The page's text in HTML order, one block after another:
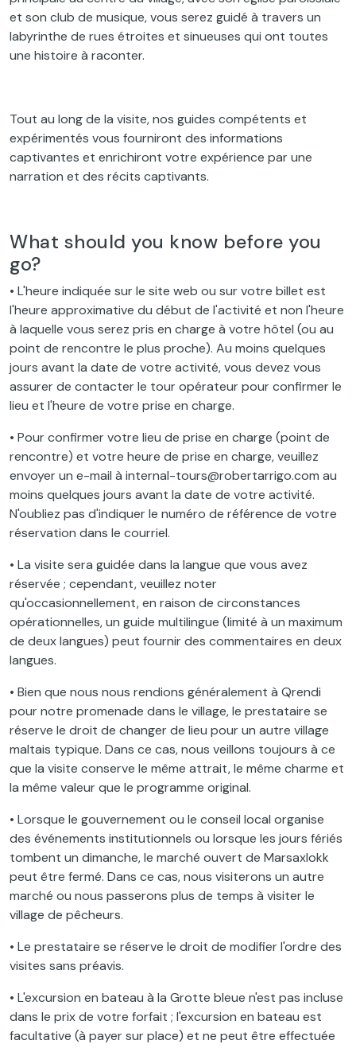
et son club de musique, vous serez guidé à travers un
labyrinthe de rues étroites et sinueuses qui ont toutes
une histoire à raconter.
Tout au long de la visite, nos guides compétents et
expérimentés vous fourniront des informations
captivantes et enrichiront votre expérience par une
narration et des récits captivants.
What should you know before you
go?
• L'heure indiquée sur le site web ou sur votre billet est
l'heure approximative du début de l'activité et non l'heure
à laquelle vous serez pris en charge à votre hôtel (ou au
point de rencontre le plus proche). Au moins quelques
jours avant la date de votre activité, vous devez vous
assurer de contacter le tour opérateur pour confirmer le
lieu et l'heure de votre prise en charge.
• Pour confirmer votre lieu de prise en charge (point de
rencontre) et votre heure de prise en charge, veuillez
envoyer un e-mail à internal-tours@robertarrigo.com au
moins quelques jours avant la date de votre activité.
N'oubliez pas d'indiquer le numéro de référence de votre
réservation dans le courriel.
• La visite sera guidée dans la langue que vous avez
réservée ; cependant, veuillez noter
qu'occasionnellement, en raison de circonstances
opérationnelles, un guide multilingue (limité à un maximum
de deux langues) peut fournir des commentaires en deux
langues.
• Bien que nous nous rendions généralement à Qrendi
pour notre promenade dans le village, le prestataire se
réserve le droit de changer de lieu pour un autre village
maltais typique. Dans ce cas, nous veillons toujours à ce
que la visite conserve le même attrait, le même charme et
la même valeur que le programme original.
• Lorsque le gouvernement ou le conseil local organise
des événements institutionnels ou lorsque les jours fériés
tombent un dimanche, le marché ouvert de Marsaxlokk
peut être fermé. Dans ce cas, nous visiterons un autre
marché ou nous passerons plus de temps à visiter le
village de pêcheurs.
• Le prestataire se réserve le droit de modifier l'ordre des
visites sans préavis.
• L'excursion en bateau à la Grotte bleue n'est pas incluse
dans le prix de votre forfait ; l'excursion en bateau est
facultative (à payer sur place) et ne peut être effectuée